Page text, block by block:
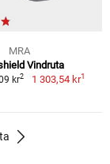
MRA
Vindruta
kr2 1 303,54 kr1